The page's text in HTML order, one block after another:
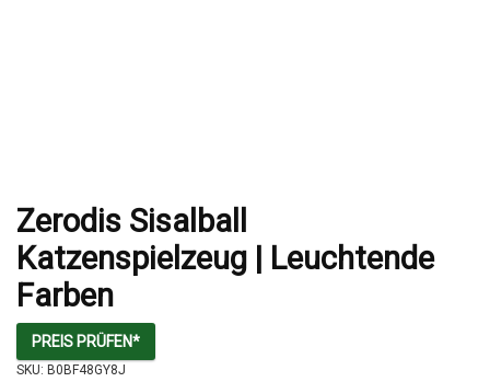
Zerodis Sisalball
Katzenspielzeug | Leuchtende
Farben
PREIS PRÜFEN*
SKU: B0BF48GY8J